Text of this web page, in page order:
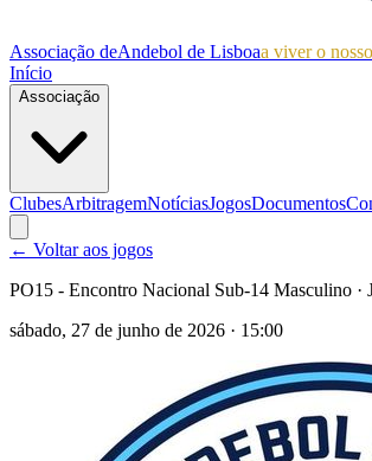
Associação deAndebol de Lisboaa viver o
Início
Associação
ClubesArbitragemNotíciasJogosDocumentos
← Voltar aos jogos
PO15 - Encontro Nacional Sub-14 Masculino ·
sábado, 27 de junho de 2026 · 15:00